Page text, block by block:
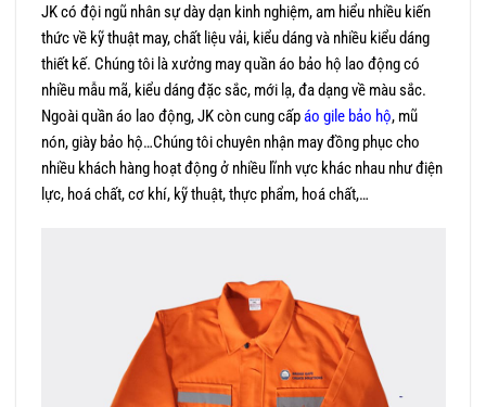
JK có đội ngũ nhân sự dày dạn kinh nghiệm, am hiểu nhiều kiến
thức về kỹ thuật may, chất liệu vải, kiểu dáng và nhiều kiểu dáng
thiết kế. Chúng tôi là xưởng may quần áo bảo hộ lao động có
nhiều mẫu mã, kiểu dáng đặc sắc, mới lạ, đa dạng về màu sắc.
Ngoài quần áo lao động, JK còn cung cấpáo gile bảo hộ, mũ
nón, giày bảo hộ…Chúng tôi chuyên nhận may đồng phục cho
nhiều khách hàng hoạt động ở nhiều lĩnh vực khác nhau như điện
lực, hoá chất, cơ khí, kỹ thuật, thực phẩm, hoá chất,…